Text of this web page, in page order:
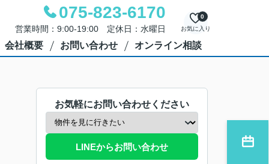
075-823-6170
営業時間：9:00-19:00 定休日：水曜日 お気に入り
0
会社概要 お問い合わせ オンライン相談
お気軽にお問い合わせください
LINEからお問い合わせ